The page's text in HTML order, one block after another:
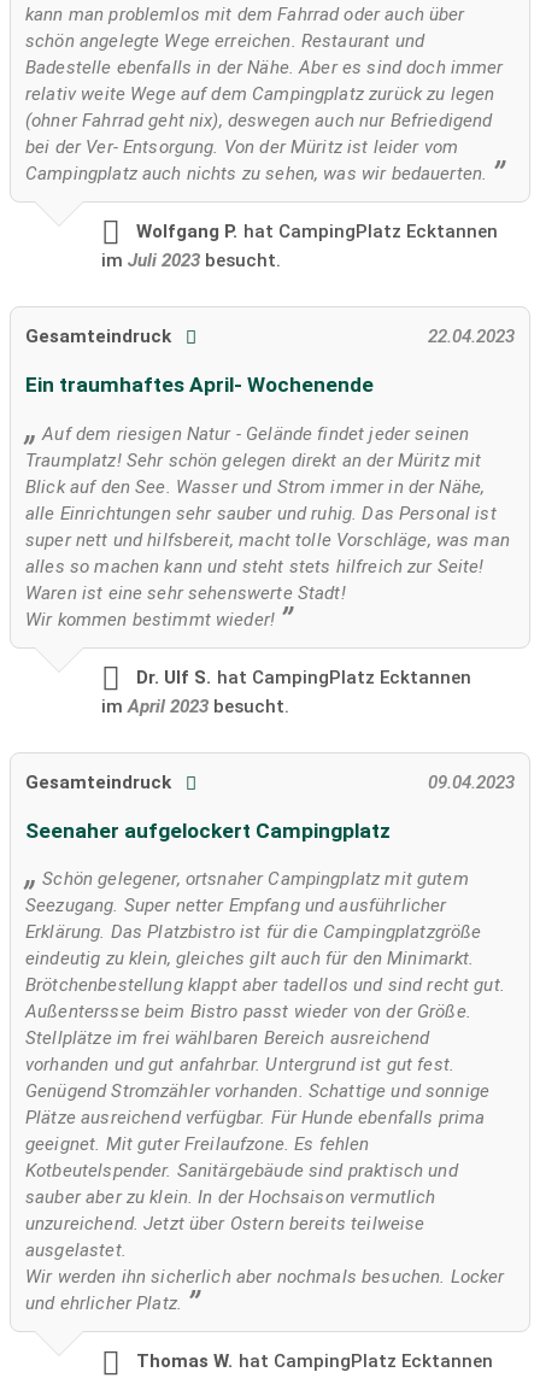
kann man problemlos mit dem Fahrrad oder auch über
schön angelegte Wege erreichen. Restaurant und
Badestelle ebenfalls in der Nähe. Aber es sind doch immer
relativ weite Wege auf dem Campingplatz zurück zu legen
(ohner Fahrrad geht nix), deswegen auch nur Befriedigend
bei der Ver- Entsorgung. Von der Müritz ist leider vom
Campingplatz auch nichts zu sehen, was wir bedauerten.
Wolfgang P. hat CampingPlatz Ecktannen
im Juli 2023 besucht.
Gesamteindruck 22.04.2023
Ein traumhaftes April- Wochenende
Auf dem riesigen Natur - Gelände findet jeder seinen
Traumplatz! Sehr schön gelegen direkt an der Müritz mit
Blick auf den See. Wasser und Strom immer in der Nähe,
alle Einrichtungen sehr sauber und ruhig. Das Personal ist
super nett und hilfsbereit, macht tolle Vorschläge, was man
alles so machen kann und steht stets hilfreich zur Seite!
Waren ist eine sehr sehenswerte Stadt!
Wir kommen bestimmt wieder!
Dr. Ulf S. hat CampingPlatz Ecktannen
im April 2023 besucht.
Gesamteindruck 09.04.2023
Seenaher aufgelockert Campingplatz
Schön gelegener, ortsnaher Campingplatz mit gutem
Seezugang. Super netter Empfang und ausführlicher
Erklärung. Das Platzbistro ist für die Campingplatzgröße
eindeutig zu klein, gleiches gilt auch für den Minimarkt.
Brötchenbestellung klappt aber tadellos und sind recht gut.
Außenterssse beim Bistro passt wieder von der Größe.
Stellplätze im frei wählbaren Bereich ausreichend
vorhanden und gut anfahrbar. Untergrund ist gut fest.
Genügend Stromzähler vorhanden. Schattige und sonnige
Plätze ausreichend verfügbar. Für Hunde ebenfalls prima
geeignet. Mit guter Freilaufzone. Es fehlen
Kotbeutelspender. Sanitärgebäude sind praktisch und
sauber aber zu klein. In der Hochsaison vermutlich
unzureichend. Jetzt über Ostern bereits teilweise
ausgelastet.
Wir werden ihn sicherlich aber nochmals besuchen. Locker
und ehrlicher Platz.
Thomas W. hat CampingPlatz Ecktannen